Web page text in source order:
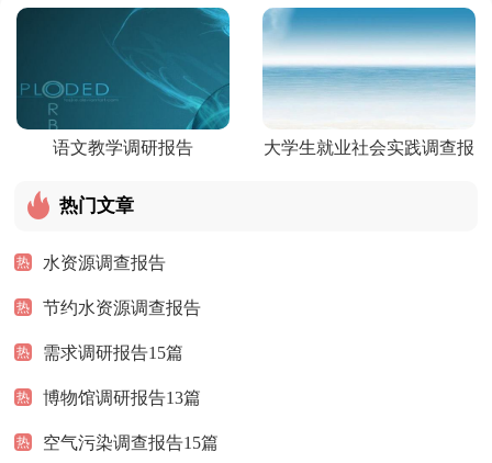
语文教学调研报告
大学生就业社会实践调查报
热门文章
热 水资源调查报告
热 节约水资源调查报告
热 需求调研报告15篇
热 博物馆调研报告13篇
热 空气污染调查报告15篇